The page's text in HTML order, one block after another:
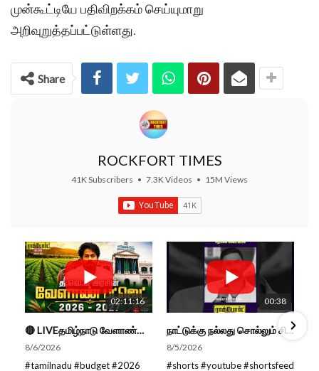
முன்கூட்டியே பதிவிறக்கம் செய்யுமாறு
அறிவுறுத்தப்பட்டுள்ளது.
Share
ROCKFORT TIMES
41K Subscribers • 7.3K Videos • 15M Views
02:11:16
🔴 LIVEதமிழ்நாடு வேளாண்மை நிதிநிலை அறிக்கை - 2026-27 |TN Agriculture Budget #live #budget #video #cm
8/6/2026
#tamilnadu #budget #2026
00:38
நாட்டுக்கு நல்லது சொல்லும் சிறப்பான மேடைப்பேச்சு... #shorts #subscribe #video
8/5/2026
#shorts #youtube #shortsfeed